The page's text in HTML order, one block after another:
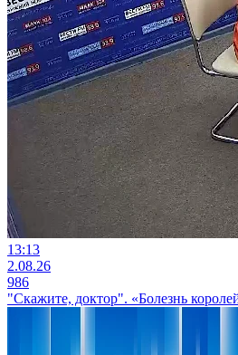
13:13
2.08.26
986
"Скажите, доктор". «Болезнь